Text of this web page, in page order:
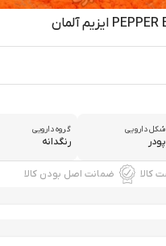
شکل دارویی
پودر
گروه دارویی
رنگدانه
ضمانت اصل بودن کالا